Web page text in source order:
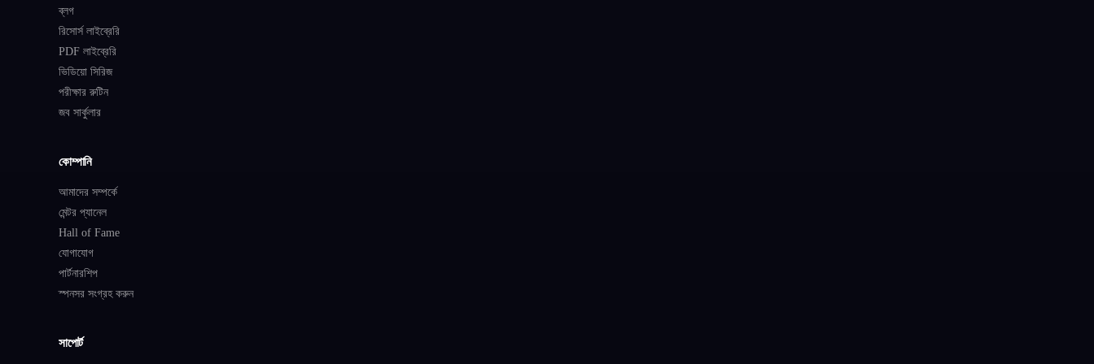
ব্লগ
রিসোর্স লাইব্রেরি
PDF লাইব্রেরি
ভিডিয়ো সিরিজ
পরীক্ষার রুটিন
জব সার্কুলার
কোম্পানি
আমাদের সম্পর্কে
মেন্টর প্যানেল
Hall of Fame
যোগাযোগ
পার্টনারশিপ
স্পনসর সংগ্রহ করুন
সাপোর্ট